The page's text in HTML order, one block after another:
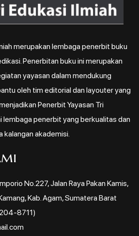
merupakan lembaga penerbit buku
Penerbitan buku ini merupakan
yayasan dalam mendukung
oleh tim editorial dan layouter yang
Penerbit Yayasan Tri
lembaga penerbit yang berkualitas dan
akademisi.
No.227, Jalan Raya Pakan Kamis,
Kab. Agam, Sumatera Barat
8711)